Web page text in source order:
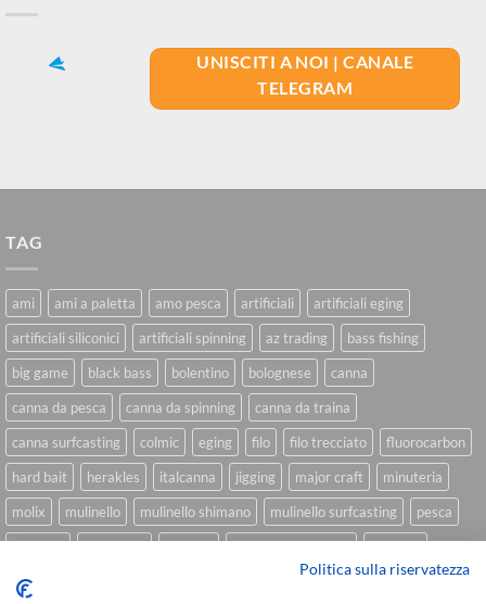
UNISCITI A NOI | CANALE
TELEGRAM
TAG
ami ami a paletta amo pesca artificiali
artificiali eging
artificiali siliconici
artificiali spinning az trading
bass fishing
big game
black bass bolentino bolognese
canna
canna da pesca
canna da spinning
canna da traina
canna surfcasting
colmic eging filo filo trecciato
fluorocarbon
hard bait
herakles italcanna jigging major craft
minuteria
molix
mulinello mulinello shimano mulinello surfcasting
pesca
shimano
slow pitch softbait softbait yamamoto
spinning
spinning inshore
Politica sulla riservatezza